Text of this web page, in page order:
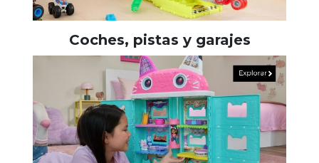
Coches, pistas y garajes